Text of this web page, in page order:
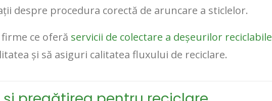
despre procedura corectă de aruncare a sticlelor.
ce oferă servicii de colectare a deșeurilor reciclabile
și să asiguri calitatea fluxului de reciclare.